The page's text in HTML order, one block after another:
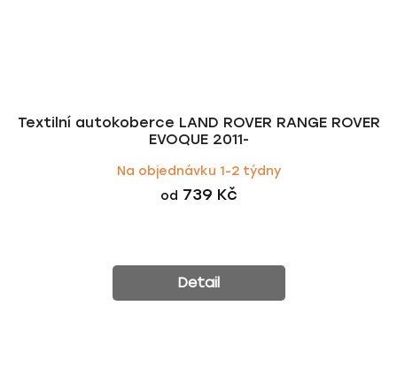
Textilní autokoberce LAND ROVER RANGE ROVER
EVOQUE 2011-
Na objednávku 1-2 týdny
od 739 Kč
Detail